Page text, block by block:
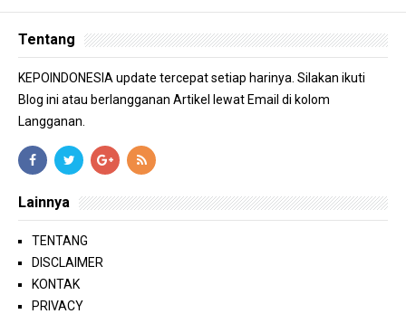
Tentang
KEPOINDONESIA update tercepat setiap harinya. Silakan ikuti
Blog ini atau berlangganan Artikel lewat Email di kolom
Langganan.
Lainnya
TENTANG
DISCLAIMER
KONTAK
PRIVACY